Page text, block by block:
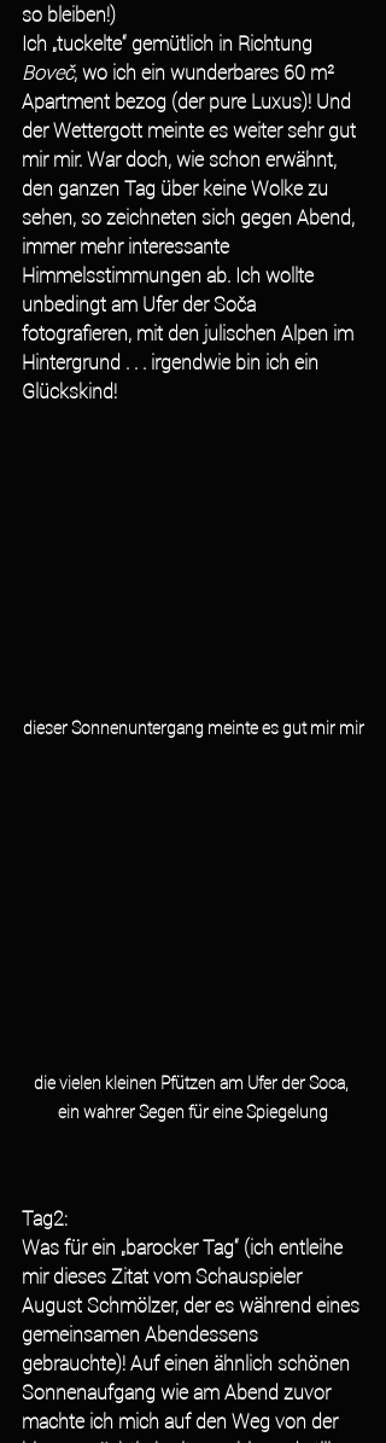
so bleiben!)
Ich „tuckelte“ gemütlich in Richtung
Boveč, wo ich ein wunderbares 60 m²
Apartment bezog (der pure Luxus)! Und
der Wettergott meinte es weiter sehr gut
mir mir. War doch, wie schon erwähnt,
den ganzen Tag über keine Wolke zu
sehen, so zeichneten sich gegen Abend,
immer mehr interessante
Himmelsstimmungen ab. Ich wollte
unbedingt am Ufer der Soča
fotografieren, mit den julischen Alpen im
Hintergrund . . . irgendwie bin ich ein
Glückskind!
dieser Sonnenuntergang meinte es gut mir mir
die vielen kleinen Pfützen am Ufer der Soca,
ein wahrer Segen für eine Spiegelung
Tag2:
Was für ein „barocker Tag“ (ich entleihe
mir dieses Zitat vom Schauspieler
August Schmölzer, der es während eines
gemeinsamen Abendessens
gebrauchte)! Auf einen ähnlich schönen
Sonnenaufgang wie am Abend zuvor
machte ich mich auf den Weg von der